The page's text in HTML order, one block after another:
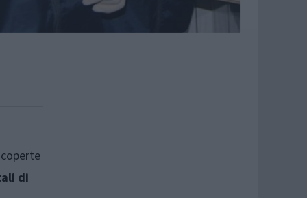
di